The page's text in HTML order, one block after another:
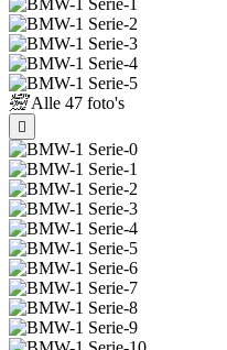
Alle 47 foto's